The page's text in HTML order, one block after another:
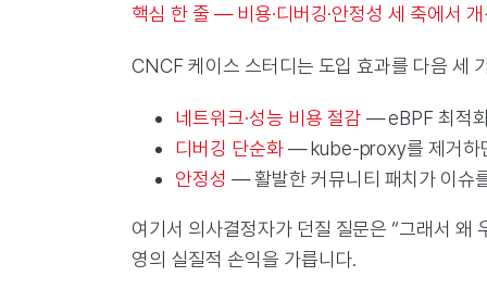
핵심 한 줄 — 비용·디버깅·안정성 세 축에서
CNCF 케이스 스터디는 도입 효과를 다음 세
네트워크·성능 비용 절감 — eBPF 최적
디버깅 단순화— kube-proxy를 제거하면
안정성 — 활발한 커뮤니티 패치가 이슈
여기서 의사결정자가 던질 질문은 “그래서
영의 실질적 손익을 가릅니다.